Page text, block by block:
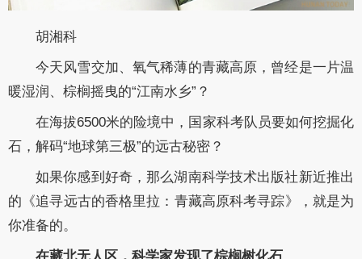
胡湘科
今天风雪交加、氧气稀薄的青藏高原，曾经是一片温
暖湿润、棕榈摇曳的“江南水乡”？
在海拔6500米的险境中，国家科考队员要如何挖掘化
石，解码“地球第三极”的远古秘密？
如果你感到好奇，那么湖南科学技术出版社新近推出
的《追寻远古的香格里拉：青藏高原科考寻踪》，就是为
你准备的。